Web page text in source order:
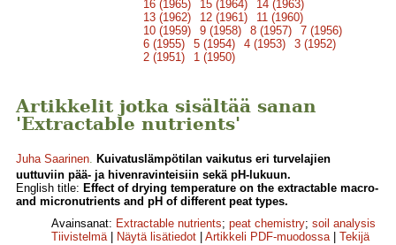
16 (1965)
15 (1964)
14 (1963)
13 (1962)
12 (1961)
11 (1960)
10 (1959)
9 (1958) 8 (1957)
7 (1956)
6 (1955)
5 (1954) 4 (1953)
3 (1952)
2 (1951)
1 (1950)
Artikkelit jotka sisältää sanan
'Extractable nutrients'
Juha Saarinen. Kuivatus­lämpötilan vaikutus eri turvelajien
uuttuviin pää- ja hivenravinteisiin sekä pH-lukuun.
English title: Effect of drying temperature on the extractable macro-
and micronutrients and pH of different peat types.
Avainsanat: Extractable nutrients; peat chemistry; soil analysis
Tiivistelmä| Näytä lisätiedot Artikkeli PDF-muodossa| Tekijä